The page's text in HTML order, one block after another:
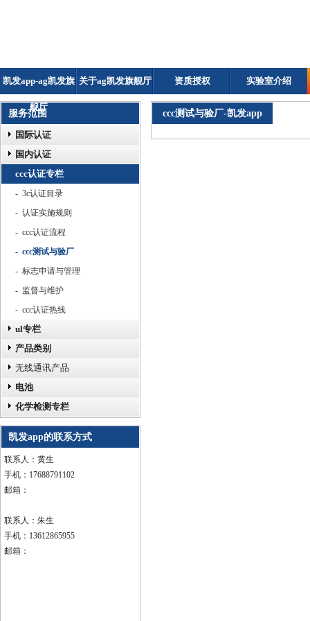
凯发app-ag凯发旗
舰厅
关于ag凯发旗舰厅 资质授权 实验室介绍
服务范围
国际认证
国内认证
ccc认证专栏
- 3c认证目录
- 认证实施规则
- ccc认证流程
- ccc测试与验厂
- 标志申请与管理
- 监督与维护
- ccc认证热线
ul专栏
产品类别
无线通讯产品
电池
化学检测专栏
凯发app的联系方式
联系人：黄生
手机：17688791102
邮箱：
联系人：朱生
手机：13612865955
邮箱：
ccc测试与验厂-凯发app